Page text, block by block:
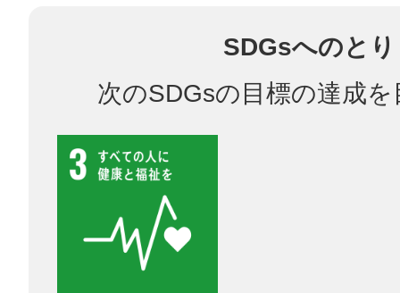
SDGsへのと
次のSDGsの目標の達成